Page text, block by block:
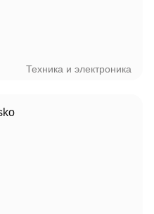
Техника и электроника